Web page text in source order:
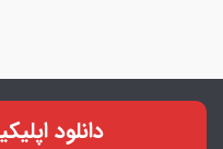
دانلود